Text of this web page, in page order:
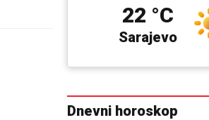
Sarajevo
22 °C
Dnevni horoskop